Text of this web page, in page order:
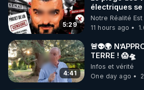
🌱 INSTAGRAM
https://www.instagram.com/
http://rgnr.li/instagram
🌱 LA NEWSLETTER
Pour ne pas rater l’actualité
5:29
électriques
les usagers !
Notre Réalité Est
11 hours ago
4:41
🚨👽🌍
TERRE ! 😱🛸
Infos et vérité
One day ago